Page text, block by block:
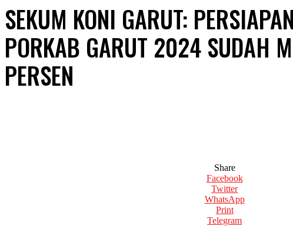
SEKUM KONI GARUT:
PORKAB GARUT 2024 SUDAH
PERSEN
Share
Facebook
Twitter
WhatsApp
Print
Telegram